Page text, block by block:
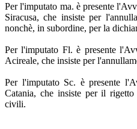
Per l'imputato ma. è presente
Siracusa, che insiste per
nonchè, in subordine, per la
Per l'imputato Fl. è presente
Acireale, che insiste per
Per l'imputato Sc. è presente
Catania, che insiste per il
civili.